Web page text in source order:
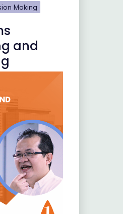
Making
and